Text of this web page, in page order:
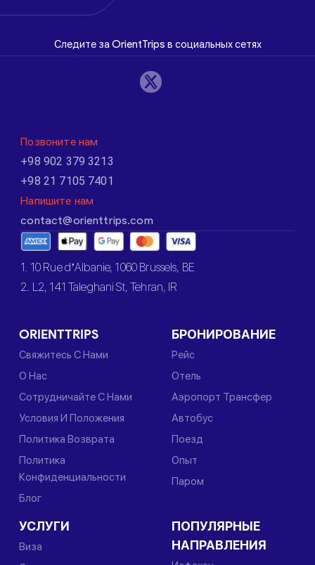
Следите за OrientTrips в социальных сетях
Позвоните нам
+98 902 379 3213
+98 21 7105 7401
Напишите нам
contact@orienttrips.com
1. 10 Rue d’Albanie, 1060 Brussels, BE
2. L2, 141 Taleghani St, Tehran, IR
ORIENTTRIPS
Свяжитесь С Нами
О Нас
Сотрудничайте С Нами
Условия И Положения
Политика Возврата
Политика
Конфиденциальности
Блог
БРОНИРОВАНИЕ
Рейс
Отель
Аэропорт Трансфер
Автобус
Поезд
Опыт
Паром
УСЛУГИ
Виза
ПОПУЛЯРНЫЕ
НАПРАВЛЕНИЯ